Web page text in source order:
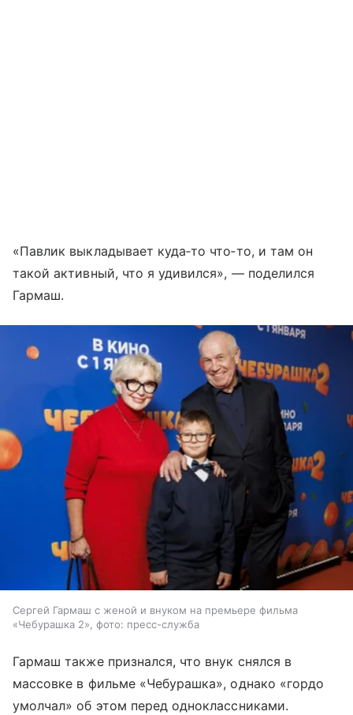
«Павлик выкладывает куда‑то что‑то, и там он
такой активный, что я удивился», — поделился
Гармаш.
Сергей Гармаш с женой и внуком на премьере фильма
«Чебурашка 2», фото: пресс-служба
Гармаш также признался, что внук снялся в
массовке в фильме «Чебурашка», однако «гордо
умолчал» об этом перед одноклассниками.